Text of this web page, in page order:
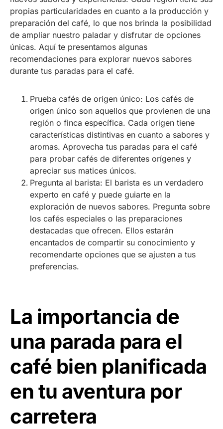
propias particularidades en cuanto a la producción y
preparación del café, lo que nos brinda la posibilidad
de ampliar nuestro paladar y disfrutar de opciones
únicas. Aquí te presentamos algunas
recomendaciones para explorar nuevos sabores
durante tus paradas para el café.
Prueba cafés de origen único: Los cafés de
origen único son aquellos que provienen de una
región o finca específica. Cada origen tiene
características distintivas en cuanto a sabores y
aromas. Aprovecha tus paradas para el café
para probar cafés de diferentes orígenes y
apreciar sus matices únicos.
Pregunta al barista: El barista es un verdadero
experto en café y puede guiarte en la
exploración de nuevos sabores. Pregunta sobre
los cafés especiales o las preparaciones
destacadas que ofrecen. Ellos estarán
encantados de compartir su conocimiento y
recomendarte opciones que se ajusten a tus
preferencias.
La importancia de
una parada para el
café bien planificada
en tu aventura por
carretera